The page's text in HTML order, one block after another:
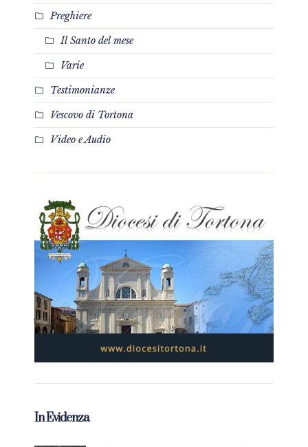
Preghiere
Il Santo del mese
Varie
Testimonianze
Vescovo di Tortona
Video e Audio
In Evidenza